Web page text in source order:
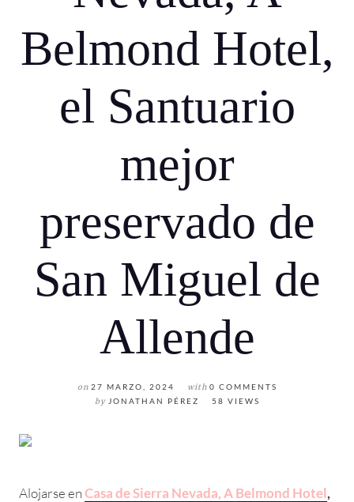
Belmond Hotel,
el Santuario
mejor
preservado de
San Miguel de
Allende
on 27 MARZO, 2024 with 0 COMMENTS
by JONATHAN PÉREZ 58 VIEWS
Alojarse enCasa de Sierra Nevada, A Belmond Hotel,